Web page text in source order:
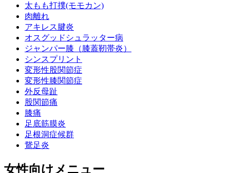
太もも打撲(モモカン)
肉離れ
アキレス腱炎
オスグッドシュラッター病
ジャンパー膝（膝蓋靭帯炎）
シンスプリント
変形性股関節症
変形性膝関節症
外反母趾
股関節痛
膝痛
足底筋膜炎
足根洞症候群
鵞足炎
女性向けメニュー